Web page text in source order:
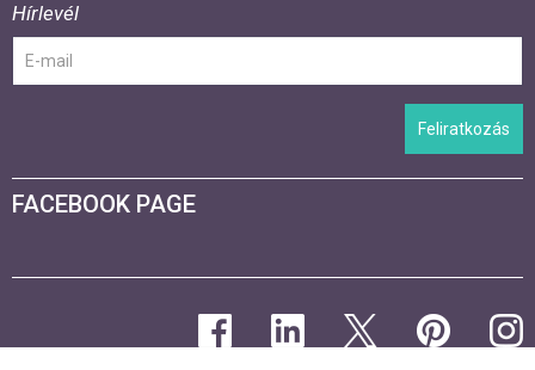
Hírlevél
Feliratkozás
FACEBOOK PAGE